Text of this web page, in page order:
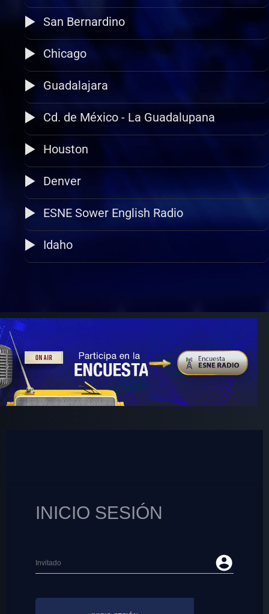
San Bernardino
Chicago
Guadalajara
Cd. de México - La Guadalupana
Houston
Denver
ESNE Sower English Radio
Idaho